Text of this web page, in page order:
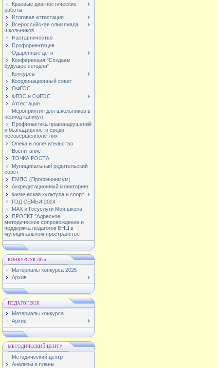
Краевые диагностические
работы
Итоговая аттестация
Всероссийская олимпиада
школьников
Наставничество
Профориентация
Одарённые дети
Конференция "Создаем
будущее сегодня"
Конкурсы
Координационный совет
ОФГОС
ФГОС и СФГОС
Аттестация
Мероприятия для школьников в
период каникул
Профилактика правонарушений
и безнадзорности среди
несовершеннолетних
Опека и попечительство
Воспитание
ТОЧКА РОСТА
Муниципальный родительский
совет
ЕМПО (Профминимум)
Аккредитационный мониторинг
Физическая культура и спорт
ГОД СЕМЬИ 2024
МАХ и Госуслуги Моя школа
ПРОЕКТ "Адресное
методическое сопровождение и
поддержка педагогов ЕНЦ в
муниципальном пространстве
КОНКУРС УК 2025
Материалы конкурса 2025
Архив
ПЕДАГОГ 2026
Материалы конкурса
Архив
МЕТОДИЧЕСКИЙ ЦЕНТР
Методический центр
Анализы и планы